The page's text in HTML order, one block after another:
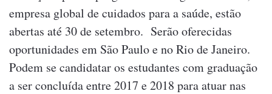
empresa global de cuidados para a saúde, estão
abertas até 30 de setembro. Serão oferecidas
oportunidades em São Paulo e no Rio de Janeiro.
Podem se candidatar os estudantes com graduação
a ser concluída entre 2017 e 2018 para atuar nas